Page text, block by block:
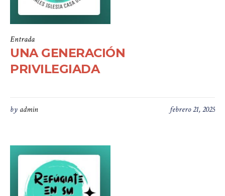
Entrada
UNA GENERACIÓN
PRIVILEGIADA
febrero 21, 2025
by admin